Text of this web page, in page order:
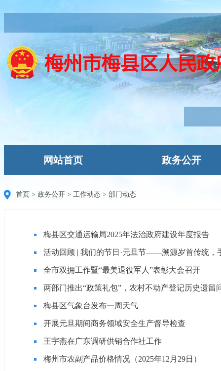
网站首页 政务公开
首页 > 政务公开 > 工作动态 > 部门动态
梅县区交通运输局2025年法治政府建设年度报告
活动回顾 | 我们的节日·元旦节——溯源岁首传统，
全市双拥工作暨“最美退役军人”表彰大会召开
两部门推出“政策礼包”，农村不动产登记历史遗留
梅县区气象台发布一周天气
开展元旦期间商务领域安全生产督导检查
王宇燕在广东调研供销合作社工作
梅州市农副产品价格情况（2025年12月29日）